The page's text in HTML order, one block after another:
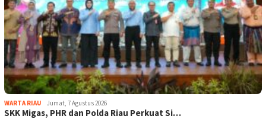
WARTA RIAU Jumat, 7 Agustus 2026
SKK Migas, PHR dan Polda Riau Perkuat Si…